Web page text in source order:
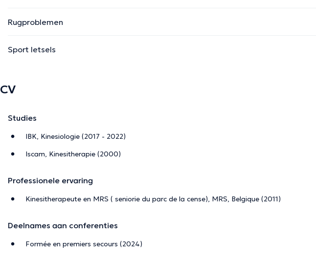
Rugproblemen
Sport letsels
CV
Studies
IBK, Kinesiologie (2017 - 2022)
Iscam, Kinesitherapie (2000)
Professionele ervaring
Kinesitherapeute en MRS ( seniorie du parc de la cense), MRS, Belgique (2011)
Deelnames aan conferenties
Formée en premiers secours (2024)